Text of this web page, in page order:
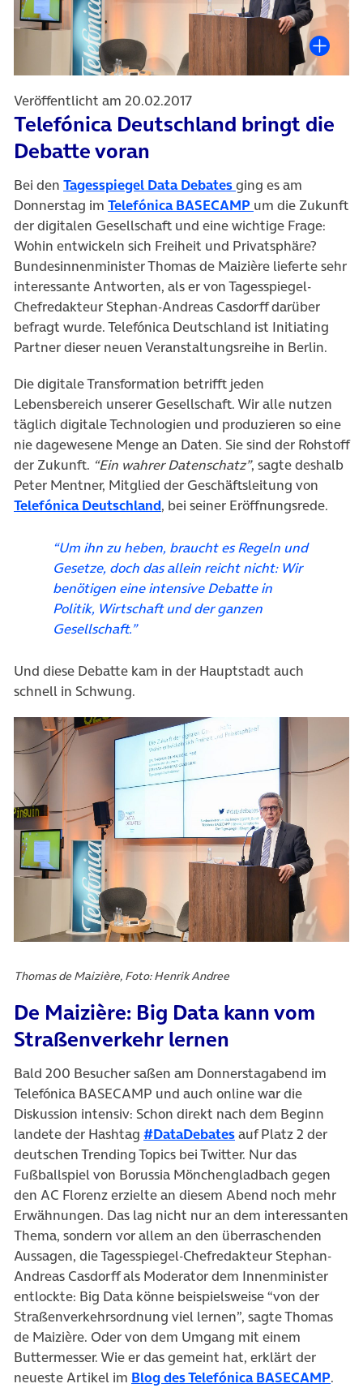
Veröffentlicht am 20.02.2017
Telefónica Deutschland bringt die
Debatte voran
Bei den Tagesspiegel Data Debates(öffnet in neuem
ging es am
Donnerstag im Telefónica BASECAMP (öffnet in neuem
um die Zukunft
der digitalen Gesellschaft und eine wichtige Frage:
Wohin entwickeln sich Freiheit und Privatsphäre?
Bundesinnenminister Thomas de Maizière lieferte sehr
interessante Antworten, als er von Tagesspiegel-
Chefredakteur Stephan-Andreas Casdorff darüber
befragt wurde. Telefónica Deutschland ist Initiating
Partner dieser neuen Veranstaltungsreihe in Berlin.
Die digitale Transformation betrifft jeden
Lebensbereich unserer Gesellschaft. Wir alle nutzen
täglich digitale Technologien und produzieren so eine
nie dagewesene Menge an Daten. Sie sind der Rohstoff
der Zukunft. “Ein wahrer Datenschatz”, sagte deshalb
Peter Mentner, Mitglied der Geschäftsleitung von
Telefónica Deutschland(öffnet in neuem Tab)
, bei seiner Eröffnungsrede.
“Um ihn zu heben, braucht es Regeln und
Gesetze, doch das allein reicht nicht: Wir
benötigen eine intensive Debatte in
Politik, Wirtschaft und der ganzen
Gesellschaft.”
Und diese Debatte kam in der Hauptstadt auch
schnell in Schwung.
Thomas de Maizière, Foto: Henrik Andree
De Maizière: Big Data kann vom
Straßenverkehr lernen
Bald 200 Besucher saßen am Donnerstagabend im
Telefónica BASECAMP und auch online war die
Diskussion intensiv: Schon direkt nach dem Beginn
landete der Hashtag #DataDebates(öffnet in neuem
auf Platz 2 der
deutschen Trending Topics bei Twitter. Nur das
Fußballspiel von Borussia Mönchengladbach gegen
den AC Florenz erzielte an diesem Abend noch mehr
Erwähnungen. Das lag nicht nur an dem interessanten
Thema, sondern vor allem an den überraschenden
Aussagen, die Tagesspiegel-Chefredakteur Stephan-
Andreas Casdorff als Moderator dem Innenminister
entlockte: Big Data könne beispielsweise “von der
Straßenverkehrsordnung viel lernen”, sagte Thomas
de Maizière. Oder von dem Umgang mit einem
Buttermesser. Wie er das gemeint hat, erklärt der
neueste Artikel im Blog des Telefónica BASECAMP.